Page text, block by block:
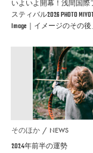
いよいよ開幕！浅間国際
スティバル2026 PHOTO
Image｜イメージのその後
そのほか NEWS
2024年前半の運勢